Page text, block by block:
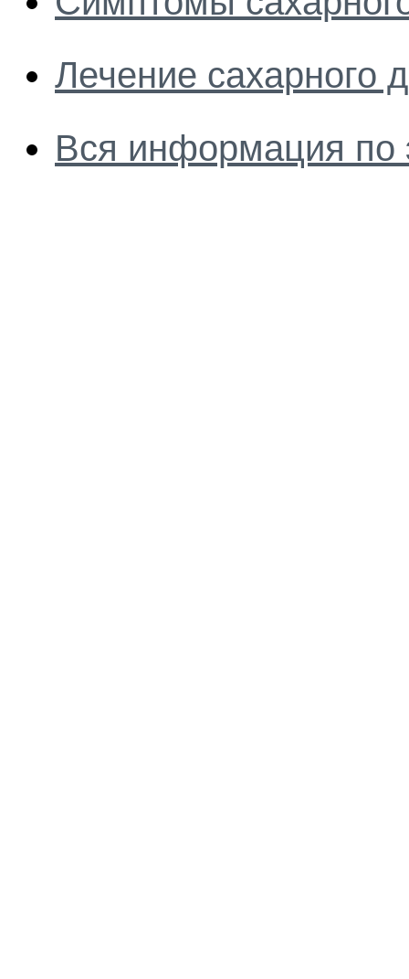
Лечение сахарного
Вся информация по